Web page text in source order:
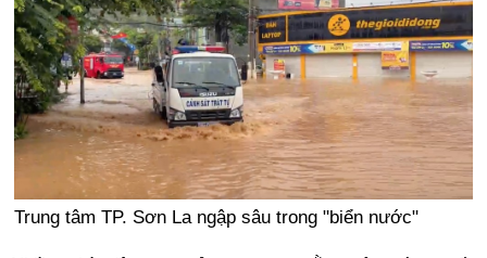
Trung tâm TP. Sơn La ngập sâu trong "biển nước"